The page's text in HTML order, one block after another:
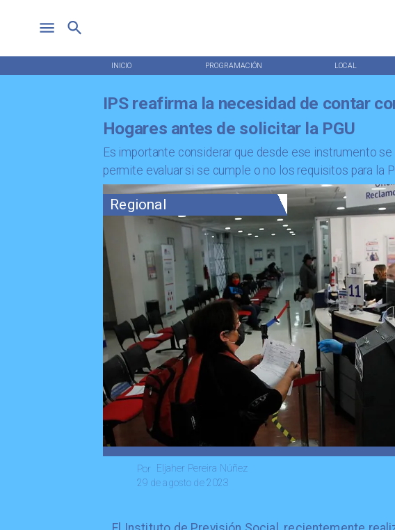
INICIO PROGRAMACIÓN LOCAL
Regional
Eljaher Pereira Núñez
Por
29 de agosto de 2023
IPS reafirma la necesidad de contar
Hogares antes de solicitar la PGU
Es importante considerar que desde ese instrumento
permite evaluar si se cumple o no los requisitos para la